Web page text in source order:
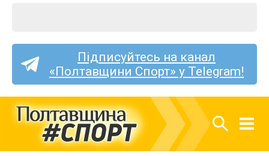
Підписуйтесь на канал
«Полтавщини Спорт» у Telegram!